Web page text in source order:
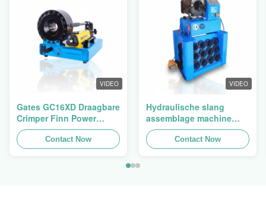
VIDEO
Gates GC16XD Draagbare
Crimper Finn Power
P16HP Handmatige
Hydraulische Kabel
Crimper te koop
Contact Now
VIDEO
Hydraulische slang
assemblage machine
slang crimping machine
slang pers Finn Power
Swager
Contact Now